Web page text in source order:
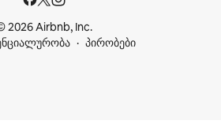
2026 Airbnb, Inc.
პირობები